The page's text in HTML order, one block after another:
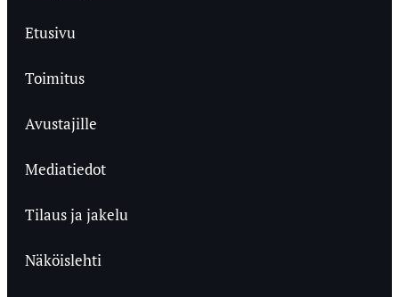
Etusivu
Toimitus
Avustajille
Mediatiedot
Tilaus ja jakelu
Näköislehti